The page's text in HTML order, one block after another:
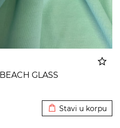
GLASS
Stavi u korpu